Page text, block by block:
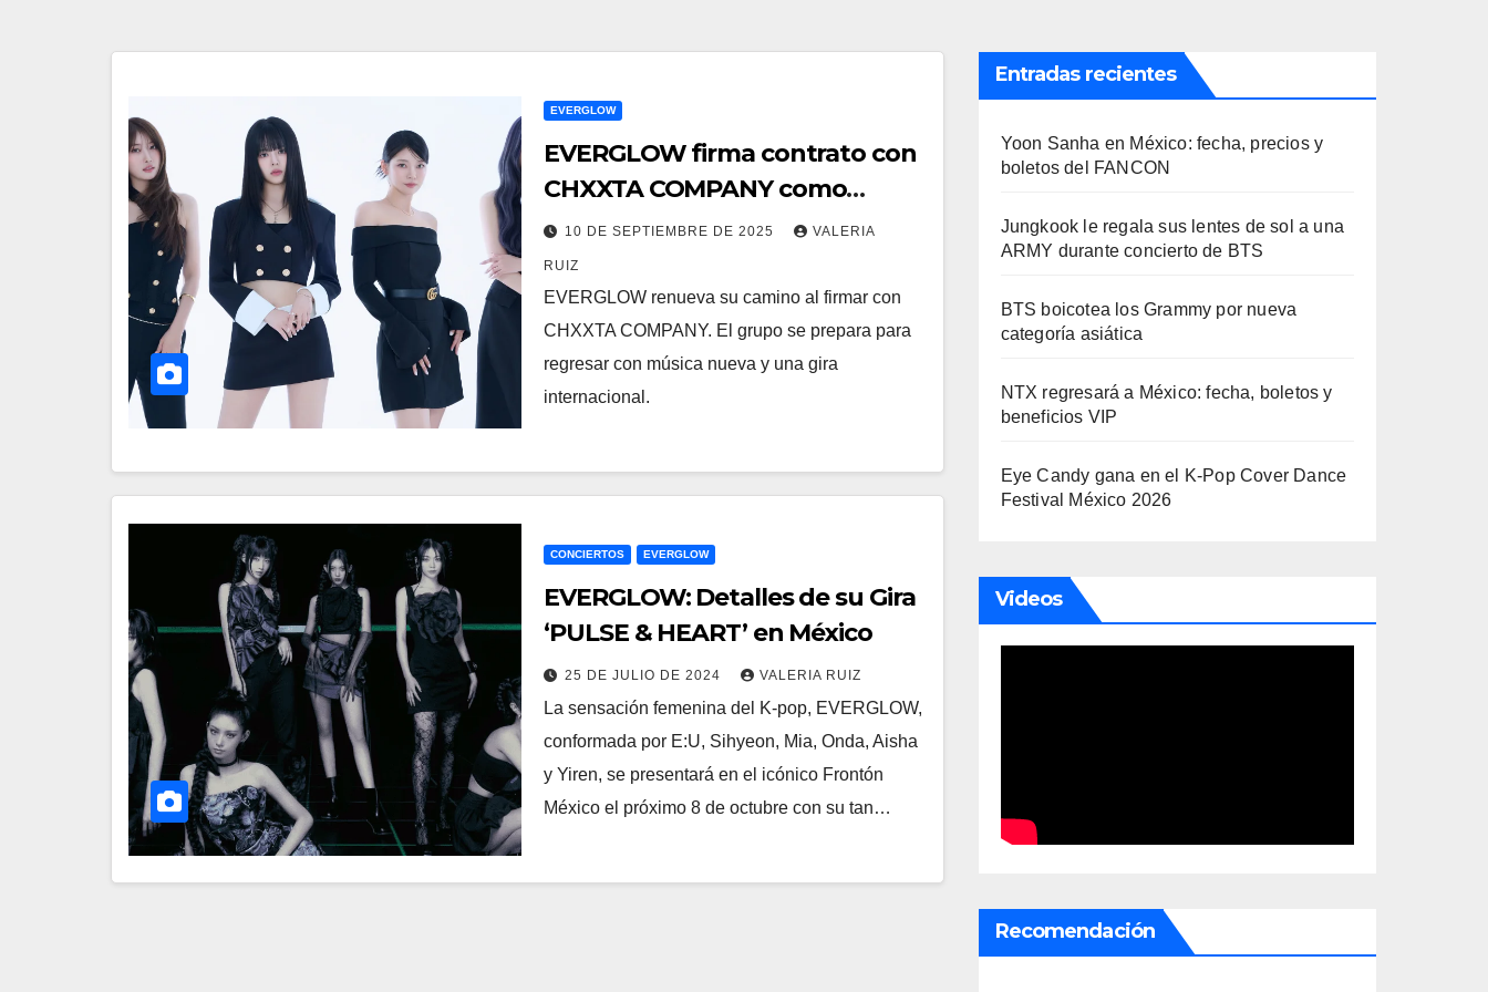
EVERGLOW
EVERGLOW firma contrato con
CHXXTA COMPANY como
cuarteto
10 DE SEPTIEMBRE DE 2025 VALERIA
RUIZ
EVERGLOW renueva su camino al firmar con
CHXXTA COMPANY. El grupo se prepara para
regresar con música nueva y una gira
internacional.
CONCIERTOS EVERGLOW
EVERGLOW: Detalles de su Gira
‘PULSE & HEART’ en México
25 DE JULIO DE 2024 VALERIA RUIZ
La sensación femenina del K-pop, EVERGLOW,
conformada por E:U, Sihyeon, Mia, Onda, Aisha
y Yiren, se presentará en el icónico Frontón
México el próximo 8 de octubre con su tan…
Entradas recientes
Yoon Sanha en México: fecha, precios y
boletos del FANCON
Jungkook le regala sus lentes de sol a una
ARMY durante concierto de BTS
BTS boicotea los Grammy por nueva
categoría asiática
NTX regresará a México: fecha, boletos y
beneficios VIP
Eye Candy gana en el K-Pop Cover Dance
Festival México 2026
Videos
Recomendación